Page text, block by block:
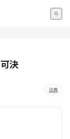
決
出典